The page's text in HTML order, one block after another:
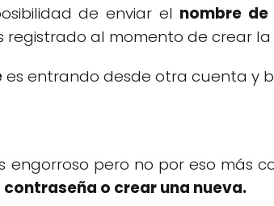
de enviar el nombre
al momento de crear la
es entrando desde otra cuenta y
engorroso pero no por eso más
o crear una nueva.